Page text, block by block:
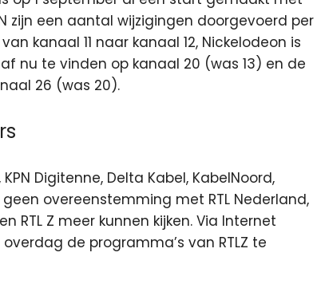
zijn een aantal wijzigingen doorgevoerd per
kanaal 11 naar kanaal 12, Nickelodeon is
nu te vinden op kanaal 20 (was 13) en de
26 (was 20).
Digitenne, Delta Kabel, KabelNoord,
overeenstemming met RTL Nederland,
Z meer kunnen kijken. Via Internet
de programma’s van RTLZ te